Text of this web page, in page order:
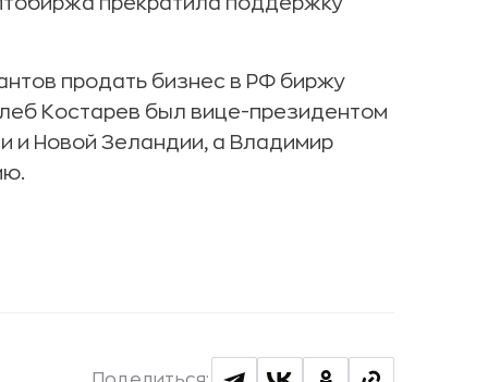
продать бизнес в РФ биржу
Костарев был вице-президентом
и Новой Зеландии, а Владимир